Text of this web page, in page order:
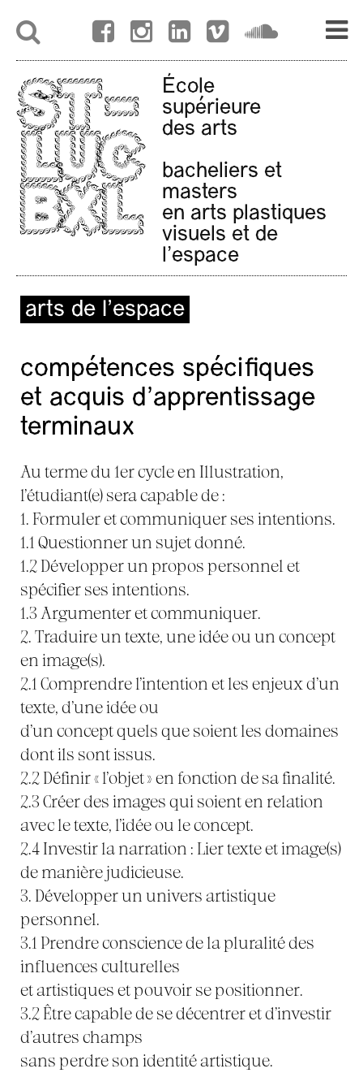
École
supérieure
des arts
bacheliers et
masters
en arts plastiques
visuels et de
l'espace
arts de l’espace
compétences spécifiques
et acquis d’apprentissage
terminaux
Au terme du 1er cycle en Illustration,
l’étudiant(e) sera capable de :
1. Formuler et communiquer ses intentions.
1.1 Questionner un sujet donné.
1.2 Développer un propos personnel et
spécifier ses intentions.
1.3 Argumenter et communiquer.
2. Traduire un texte, une idée ou un concept
en image(s).
2.1 Comprendre l’intention et les enjeux d’un
texte, d’une idée ou
d’un concept quels que soient les domaines
dont ils sont issus.
2.2 Définir « l’objet » en fonction de sa finalité.
2.3 Créer des images qui soient en relation
avec le texte, l’idée ou le concept.
2.4 Investir la narration : Lier texte et image(s)
de manière judicieuse.
3. Développer un univers artistique
personnel.
3.1 Prendre conscience de la pluralité des
influences culturelles
et artistiques et pouvoir se positionner.
3.2 Être capable de se décentrer et d’investir
d’autres champs
sans perdre son identité artistique.